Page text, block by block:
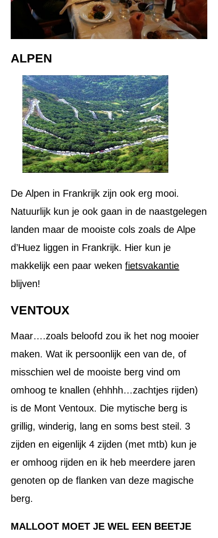
ALPEN
De Alpen in Frankrijk zijn ook erg mooi.
Natuurlijk kun je ook gaan in de naastgelegen
landen maar de mooiste cols zoals de Alpe
d’Huez liggen in Frankrijk. Hier kun je
makkelijk een paar wekenfietsvakantie
blijven!
VENTOUX
Maar….zoals beloofd zou ik het nog mooier
maken. Wat ik persoonlijk een van de, of
misschien wel de mooiste berg vind om
omhoog te knallen (ehhhh…zachtjes rijden)
is de Mont Ventoux. Die mytische berg is
grillig, winderig, lang en soms best steil. 3
zijden en eigenlijk 4 zijden (met mtb) kun je
er omhoog rijden en ik heb meerdere jaren
genoten op de flanken van deze magische
berg.
MALLOOT MOET JE WEL EEN BEETJE